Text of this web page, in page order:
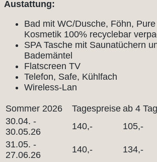
Austattung:
Bad mit WC/Dusche, Föhn,
Kosmetik 100% recyclebar
SPA Tasche mit Saunatüchern
Bademäntel
Flatscreen TV
Telefon, Safe, Kühlfach
Wireless-Lan
Sommer 2026 Tagespreise ab 4
30.04. -
30.05.26
140,- 105,-
31.05. -
27.06.26
140,- 134,-